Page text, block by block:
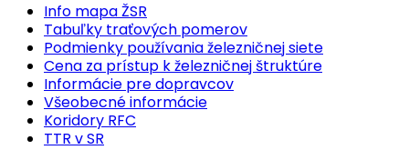
Info mapa ŽSR
Tabuľky traťových pomerov
Podmienky používania železničnej siete
Cena za prístup k železničnej štruktúre
Informácie pre dopravcov
Všeobecné informácie
Koridory RFC
TTR v SR